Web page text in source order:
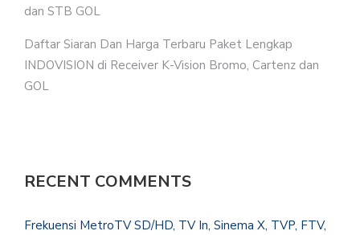
dan STB GOL
Daftar Siaran Dan Harga Terbaru Paket Lengkap
INDOVISION di Receiver K-Vision Bromo, Cartenz dan
GOL
RECENT COMMENTS
Frekuensi MetroTV SD/HD, TV In, Sinema X, TVP, FTV,